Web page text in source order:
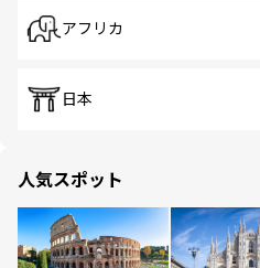
アフリカ
日本
人気スポット